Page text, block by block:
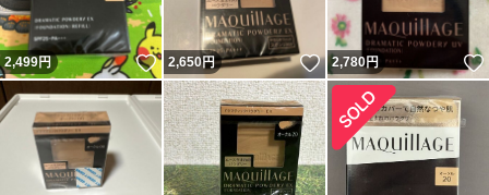
2,499円 いいね！
2,650円 いいね！
2,780円